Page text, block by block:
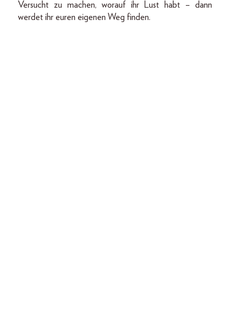
Versucht zu machen, worauf ihr Lust habt – dann
werdet ihr euren eigenen Weg finden.